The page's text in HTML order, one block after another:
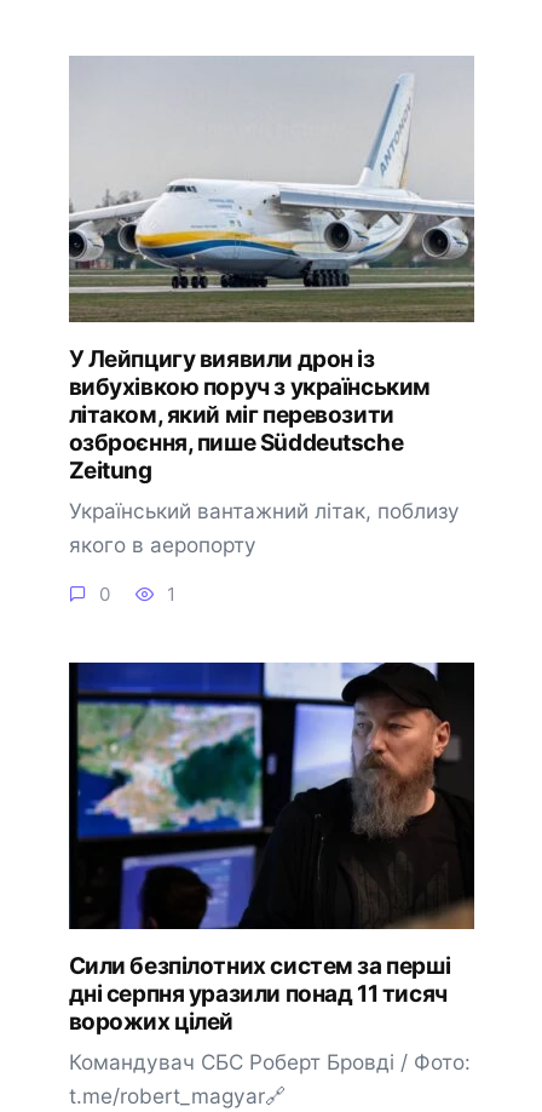
У Лейпцигу виявили дрон із
вибухівкою поруч з українським
літаком, який міг перевозити
озброєння, пише Süddeutsche
Zeitung
Український вантажний літак, поблизу
якого в аеропорту
0 1
Сили безпілотних систем за перші
дні серпня уразили понад 11 тисяч
ворожих цілей
Командувач СБС Роберт Бровді / Фото:
t.me/robert_magyar🔗